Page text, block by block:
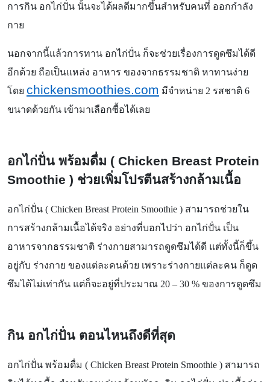
การกิน อกไก่ปั่น นั้นจะได้ผลดีมากขึ้นสำหรับคนที่ ออกกำลัง
กาย
นอกจากนี้แล้วการทาน อกไก่ปั่น ก็จะช่วยเรื่องการดูดซึมได้ดี
อีกด้วย ถือเป็นแหล่ง อาหาร ของจากธรรมชาติ หาทานง่าย
โดย chickensmoothies.com มีจำหน่าย 2 รสชาติ 6
ขนาดด้วยกัน เข้ามาเลือกซื้อได้เลย
อกไก่ปั่น พร้อมดื่ม ( Chicken Breast Protein
Smoothie ) ช่วยเพิ่มโปรตีนสร้างกล้ามเนื้อ
อกไก่ปั่น ( Chicken Breast Protein Smoothie ) สามารถช่วยใน
การสร้างกล้ามเนื้อได้จริง อย่างที่บอกไปว่า อกไก่ปั่น เป็น
อาหารจากธรรมชาติ ร่างกายสามารถดูดซึมได้ดี แต่ทั้งนี้ก็ขึ้น
อยู่กับ ร่างกาย ของแต่ละคนด้วย เพราะร่างกายแต่ละคน ก็ดูด
ซึมได้ไม่เท่ากัน แต่ก็จะอยู่ที่ประมาณ 20 – 30 % ของการดูดซึม
กิน อกไก่ปั่น ตอนไหนถึงดีที่สุด
อกไก่ปั่น พร้อมดื่ม ( Chicken Breast Protein Smoothie ) สามารถ